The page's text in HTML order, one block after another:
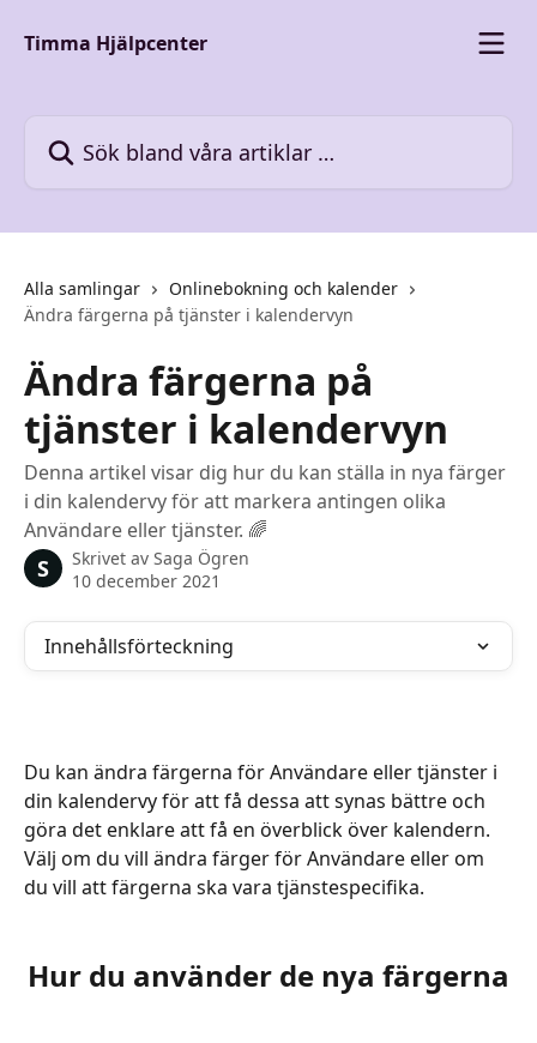
Timma Hjälpcenter
Alla samlingar
Onlinebokning och kalender
Ändra färgerna på tjänster i kalendervyn
Ändra färgerna på
tjänster i kalendervyn
Denna artikel visar dig hur du kan ställa in nya färger
i din kalendervy för att markera antingen olika
Användare eller tjänster. 🌈
S Skrivet av Saga Ögren
10 december 2021
Innehållsförteckning
Du kan ändra färgerna för Användare eller tjänster i
din kalendervy för att få dessa att synas bättre och
göra det enklare att få en överblick över kalendern.
Välj om du vill ändra färger för Användare eller om
du vill att färgerna ska vara tjänstespecifika.
Hur du använder de nya färgerna